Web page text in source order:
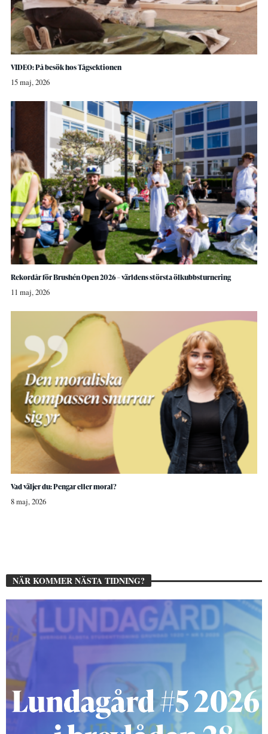
VIDEO: På besök hos Tågsektionen
15 maj, 2026
Rekordår för Brushén Open 2026 – världens största ölkubbsturnering
11 maj, 2026
Vad väljer du: Pengar eller moral?
8 maj, 2026
NÄR KOMMER NÄSTA TIDNING?